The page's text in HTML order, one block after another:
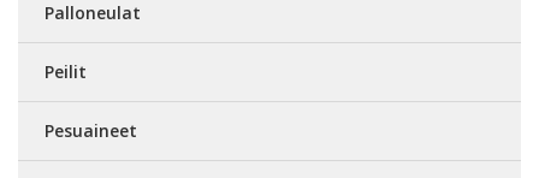
Palloneulat
Peilit
Pesuaineet